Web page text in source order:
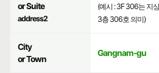
or Suite
address2
(예시 : 3F 306는 지
3층 306호 의미)
City
or Town
Gangnam-gu